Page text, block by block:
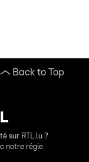
Back to Top
sur RTL.lu ?
notre régie